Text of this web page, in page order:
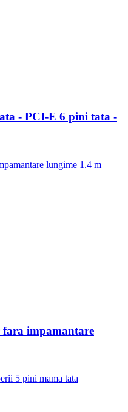
- PCI-E 6 pini tata -
impamantare